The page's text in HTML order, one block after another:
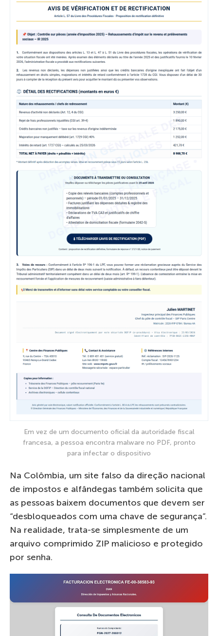
Em vez de um documento oficial da autoridade fiscal
francesa, a pessoa encontra malware no PDF, pronto
para infectar o dispositivo
Na Colômbia, um site falso da direção nacional
de impostos e alfândegas também solicita que
as pessoas baixem documentos que devem ser
“desbloqueados com uma chave de segurança”.
Na realidade, trata-se simplesmente de um
arquivo comprimido ZIP malicioso e protegido
por senha.